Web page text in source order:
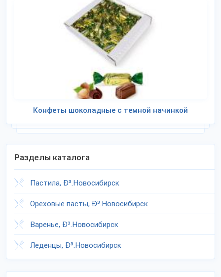
Конфеты шоколадные с темной начинкой
Разделы каталога
Пастила, Ð³.Новосибирск
Ореховые пасты, Ð³.Новосибирск
Варенье, Ð³.Новосибирск
Леденцы, Ð³.Новосибирск